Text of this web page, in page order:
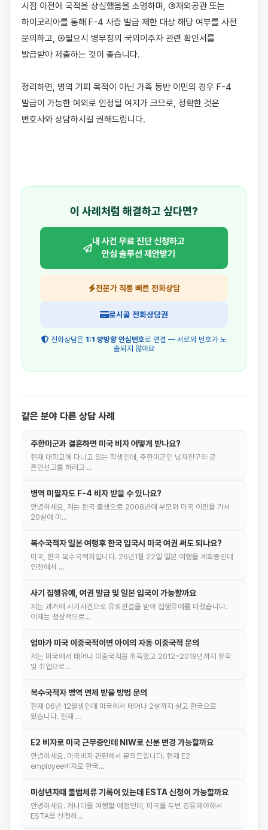
시점 이전에 국적을 상실했음을 소명하며, ③재외공관 또는
하이코리아를 통해 F-4 사증 발급 제한 대상 해당 여부를 사전
문의하고, ④필요시 병무청의 국외이주자 관련 확인서를
발급받아 제출하는 것이 좋습니다.
정리하면, 병역 기피 목적이 아닌 가족 동반 이민의 경우 F-4
발급이 가능한 예외로 인정될 여지가 크므로, 정확한 것은
변호사와 상담하시길 권해드립니다.
이 사례처럼 해결하고 싶다면?
내 사건 무료 진단 신청하고
안심 솔루션 제안받기
전문가 직통 빠른 전화상담
로시콜 전화상담권
전화상담은 1:1 양방향 안심번호로 연결 — 서로의 번호가 노
출되지 않아요
같은 분야 다른 상담 사례
주한미군과 결혼하면 미국 비자 어떻게 받나요?
현재 대학교에 다니고 있는 학생인데, 주한미군인 남자친구와 곧
혼인신고를 하려고 …
병역 미필자도 F-4 비자 받을 수 있나요?
안녕하세요, 저는 한국 출생으로 2008년에 부모와 미국 이민을 가서
20살에 미…
복수국적자 일본 여행후 한국 입국시 미국 여권 써도 되나요?
미국, 한국 복수국적자입니다. 26년1월 22일 일본 여행을 계획중인데
인천에서 …
사기 집행유예, 여권 발급 및 일본 입국이 가능할까요
저는 과거에 사기사건으로 유죄판결을 받아 집행유예를 마쳤습니다.
이제는 정상적으로…
엄마가 미국 이중국적이면 아이의 자동 이중국적 문의
저는 미국에서 태어나 이중국적을 취득했고 2012~2018년까지 유학
및 취업으로…
복수국적자 병역 면제 받을 방법 문의
현재 06년 12월생인데 미국에서 태어나 2살까지 살고 한국으로
왔습니다. 현재 …
E2 비자로 미국 근무중인데 NIW로 신분 변경 가능할까요
안녕하세요. 미국비자 관련해서 문의드립니다. 현재 E2
employee비자로 한국…
미성년자때 불법체류 기록이 있는데 ESTA 신청이 가능할까요
안녕하세요. 캐나다를 여행할 예정인데, 미국을 두번 경유해야해서
ESTA를 신청하…